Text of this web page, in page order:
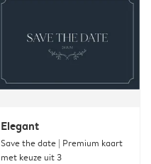
Elegant
Save the date | Premium kaart
met keuze uit 3